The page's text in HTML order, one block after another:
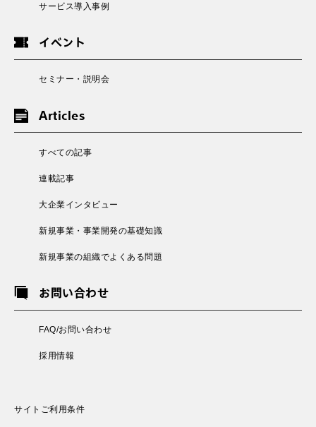
サービス導入事例
イベント
セミナー・説明会
Articles
すべての記事
連載記事
大企業インタビュー
新規事業・事業開発の基礎知識
新規事業の組織でよくある問題
お問い合わせ
FAQ/お問い合わせ
採用情報
サイトご利用条件